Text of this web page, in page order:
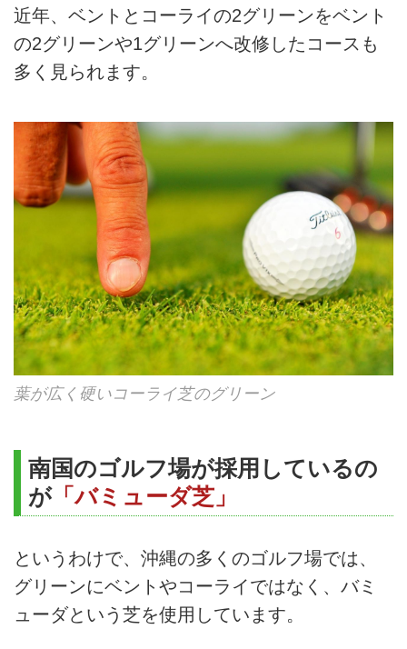
近年、ベントとコーライの2グリーンをベント
の2グリーンや1グリーンへ改修したコースも
多く見られます。
葉が広く硬いコーライ芝のグリーン
南国のゴルフ場が採用しているの
が「バミューダ芝」
というわけで、沖縄の多くのゴルフ場では、
グリーンにベントやコーライではなく、バミ
ューダという芝を使用しています。